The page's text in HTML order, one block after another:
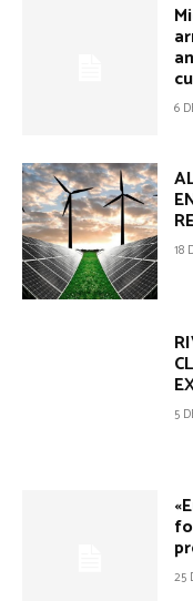
6
18
5
25